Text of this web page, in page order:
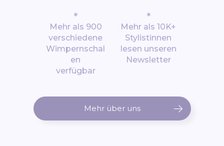
*
Mehr als 900
verschiedene
Wimpernschal
en
verfügbar
*
Mehr als 10K+
Stylistinnen
lesen unseren
Newsletter
Mehr über uns